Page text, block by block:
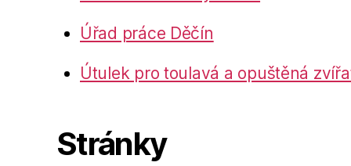
Úřad práce Děčín
Útulek pro toulavá a opuštěná
Stránky